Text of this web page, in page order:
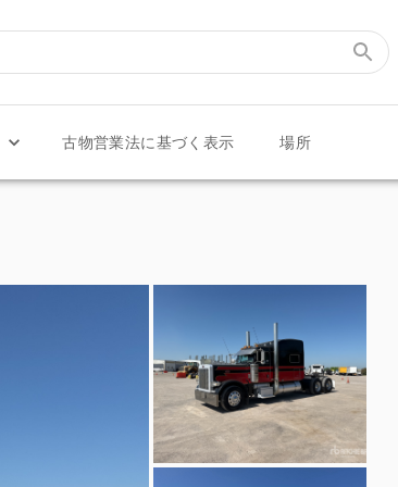
古物営業法に基づく表示 場所